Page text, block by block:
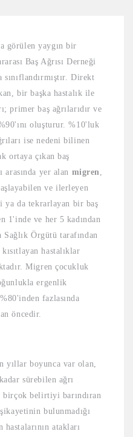
görülen yaygın bir
Baş Ağrısı Derneği
Direkt
bir başka hastalık ile
primer baş ağrılarıdır ve
oluşturur. %10'luk
ise nedeni bilinen
ortaya çıkan baş
arasında yer alan migren,
ve ilerleyen
ya da tekrarlayan bir baş
1'inde ve her 5 kadından
Örgütü tarafından
hastalıklar
Migren çocukluk
ergenlik
fazlasında
öncedir.
yıllar boyunca var olan,
sürebilen ağrı
birçok belirtiyi barındıran
bulunmadığı
atakları